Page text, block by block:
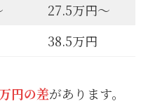
27.5万円〜
38.5万円
円の差があります。